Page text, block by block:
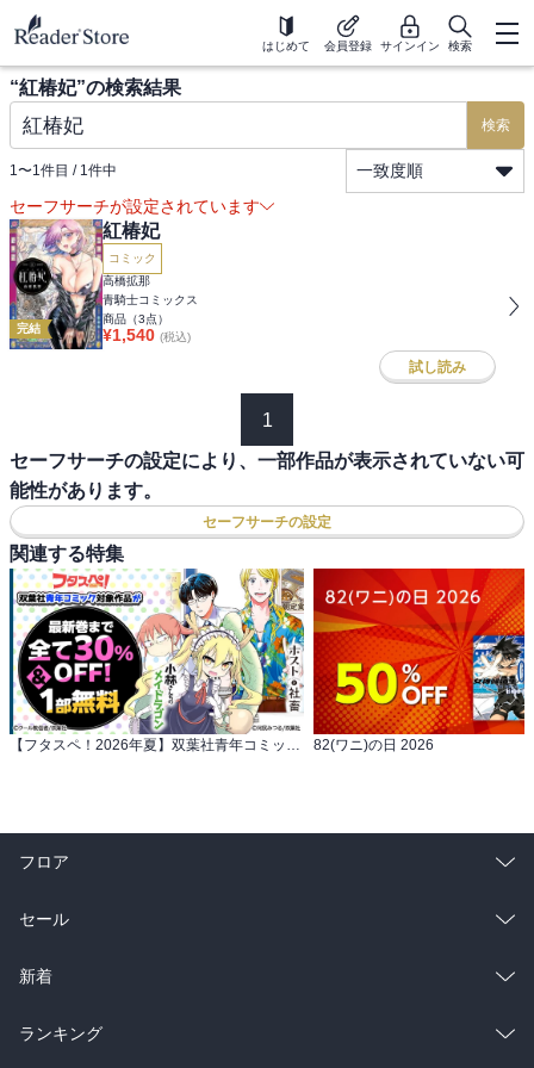
はじめて 会員登録 サインイン 検索
“紅椿妃”の検索結果
検索
1〜1件目 / 1件中
一致度順
セーフサーチが設定されています
完結
紅椿妃
コミック
高橋拡那
青騎士コミックス
商品（3点）
¥1,540 (税込)
試し読み
1
セーフサーチの設定により、一部作品が表示されていない可
能性があります。
セーフサーチの設定
関連する特集
【フタスペ！2026年夏】双葉社青年コミック 対象作品が最新巻まで全て30％OFF＆一部無料！ 82(ワニ)の日 2026
フロア
総合
ラノベ
雑誌・グラビア
セール
総合
ラノベ
新着
総合
ランキング